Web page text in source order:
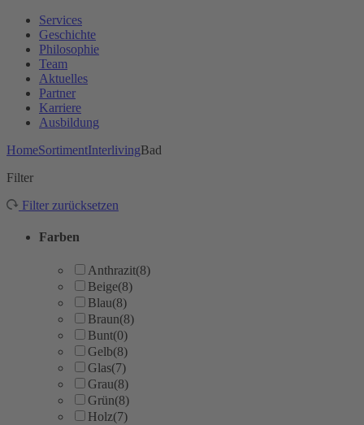
Services
Geschichte
Philosophie
Team
Aktuelles
Partner
Karriere
Ausbildung
HomeSortimentInterlivingBad
Filter
Filter zurücksetzen
Farben
Anthrazit(8)
Beige(8)
Blau(8)
Braun(8)
Bunt(0)
Gelb(8)
Glas(7)
Grau(8)
Grün(8)
Holz(7)